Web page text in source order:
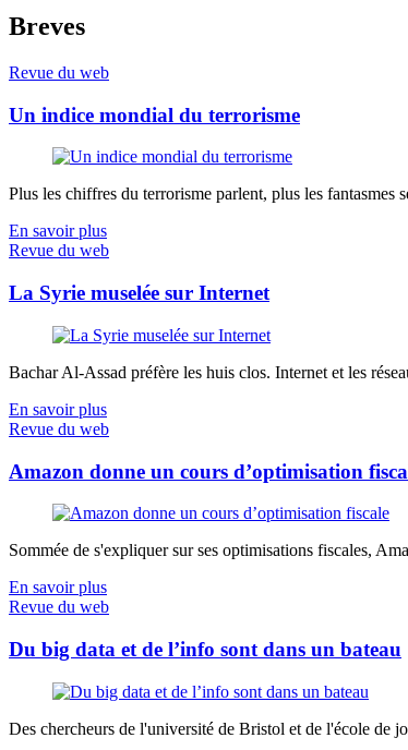
Breves
Revue du web
Un indice mondial du terrorisme
Plus les chiffres du terrorisme parlent, plus les
En savoir plus
Revue du web
La Syrie muselée sur Internet
Bachar Al-Assad préfère les huis clos. Internet et les
En savoir plus
Revue du web
Amazon donne un cours d’optimisation
Sommée de s'expliquer sur ses optimisations fiscales,
En savoir plus
Revue du web
Du big data et de l’info sont dans un bateau
Des chercheurs de l'université de Bristol et de l'école de